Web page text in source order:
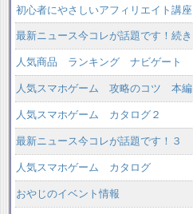
初心者にやさしいアフィリエイト講座
最新ニュース今コレが話題です！続き
人気商品 ランキング ナビゲート
人気スマホゲーム 攻略のコツ 本編
人気スマホゲーム カタログ２
最新ニュース今コレが話題です！３
人気スマホゲーム カタログ
おやじのイベント情報